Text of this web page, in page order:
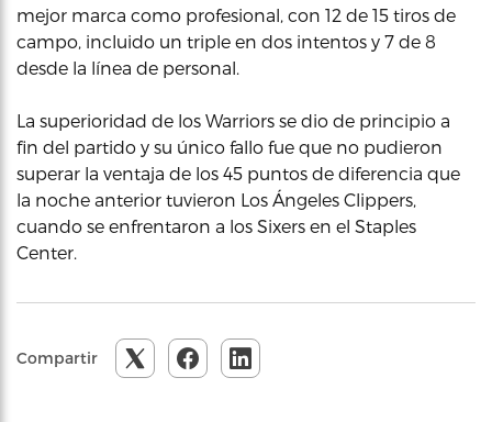
mejor marca como profesional, con 12 de 15 tiros de
campo, incluido un triple en dos intentos y 7 de 8
desde la línea de personal.
La superioridad de los Warriors se dio de principio a
fin del partido y su único fallo fue que no pudieron
superar la ventaja de los 45 puntos de diferencia que
la noche anterior tuvieron Los Ángeles Clippers,
cuando se enfrentaron a los Sixers en el Staples
Center.
Compartir